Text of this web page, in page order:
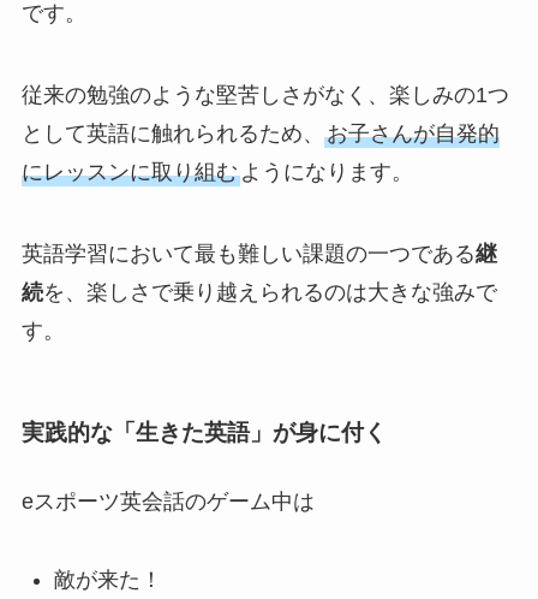
です。
従来の勉強のような堅苦しさがなく、楽しみの1つ
として英語に触れられるため、 お子さんが自発的
にレッスンに取り組むようになります。
英語学習において最も難しい課題の一つである継
続を、楽しさで乗り越えられるのは大きな強みで
す。
実践的な「生きた英語」が身に付く
eスポーツ英会話のゲーム中は
敵が来た！